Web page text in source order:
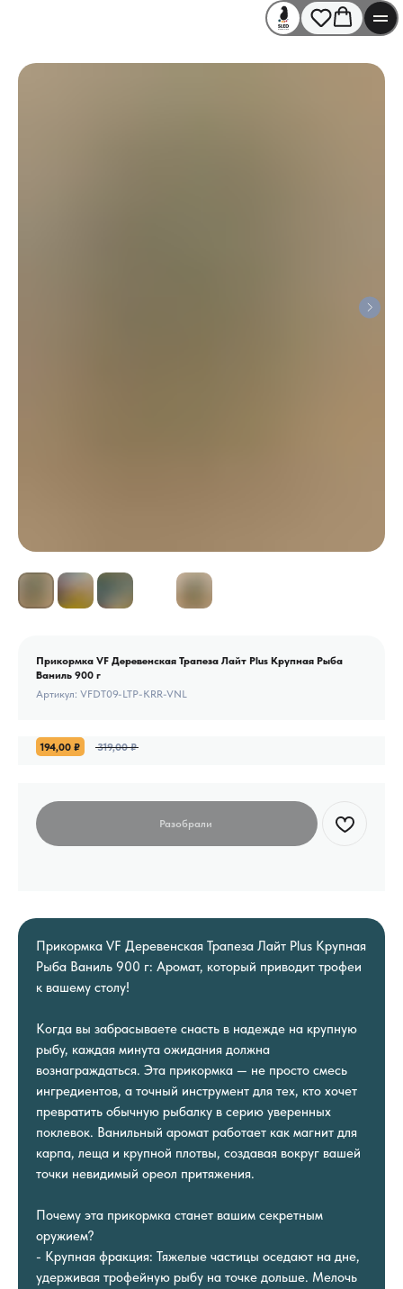
Прикормка VF Деревенская Трапеза Лайт Plus Крупная Рыба
Ваниль 900 г
Артикул: VFDT09-LTP-KRR-VNL
194,00 ₽ 319,00 ₽
Прикормка VF Деревенская Трапеза Лайт Plus Крупная
Рыба Ваниль 900 г: Аромат, который приводит трофеи
к вашему столу!
Когда вы забрасываете снасть в надежде на крупную
рыбу, каждая минута ожидания должна
вознаграждаться. Эта прикормка — не просто смесь
ингредиентов, а точный инструмент для тех, кто хочет
превратить обычную рыбалку в серию уверенных
поклевок. Ванильный аромат работает как магнит для
карпа, леща и крупной плотвы, создавая вокруг вашей
точки невидимый ореол притяжения.
Почему эта прикормка станет вашим секретным
оружием?
- Крупная фракция: Тяжелые частицы оседают на дне,
удерживая трофейную рыбу на точке дольше. Мелочь